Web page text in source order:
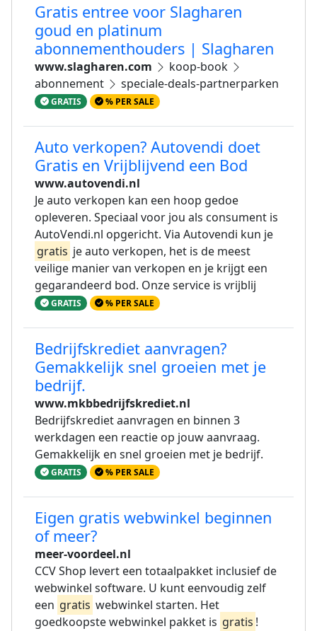
Gratis entree voor Slagharen
goud en platinum
abonnementhouders | Slagharen
www.slagharen.com
koop-book
abonnement
speciale-deals-partnerparken
GRATIS % PER SALE
Auto verkopen? Autovendi doet
Gratis en Vrijblijvend een Bod
www.autovendi.nl
Je auto verkopen kan een hoop gedoe
opleveren. Speciaal voor jou als consument is
AutoVendi.nl opgericht. Via Autovendi kun je
gratis je auto verkopen, het is de meest
veilige manier van verkopen en je krijgt een
gegarandeerd bod. Onze service is vrijblij
GRATIS % PER SALE
Bedrijfskrediet aanvragen?
Gemakkelijk snel groeien met je
bedrijf.
www.mkbbedrijfskrediet.nl
Bedrijfskrediet aanvragen en binnen 3
werkdagen een reactie op jouw aanvraag.
Gemakkelijk en snel groeien met je bedrijf.
GRATIS % PER SALE
Eigen gratis webwinkel beginnen
of meer?
meer-voordeel.nl
CCV Shop levert een totaalpakket inclusief de
webwinkel software. U kunt eenvoudig zelf
een gratis webwinkel starten. Het
goedkoopste webwinkel pakket is gratis !